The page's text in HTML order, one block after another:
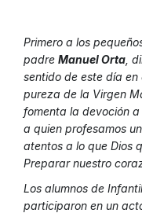
Primero a los
padre Manuel Orta ,
sentido de este día en
pureza de la Virgen
fomenta la devoción
a quien profesamos
atentos a lo que Dios
Preparar nuestro
Los alumnos de
participaron en un